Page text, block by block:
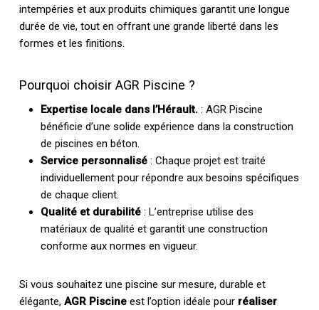
intempéries et aux produits chimiques garantit une longue
durée de vie, tout en offrant une grande liberté dans les
formes et les finitions.
Pourquoi choisir AGR Piscine ?
Expertise locale dans l’Hérault.: AGR Piscine
bénéficie d’une solide expérience dans la construction
de piscines en béton.
Service personnalisé: Chaque projet est traité
individuellement pour répondre aux besoins spécifiques
de chaque client.
Qualité et durabilité: L’entreprise utilise des
matériaux de qualité et garantit une construction
conforme aux normes en vigueur.
Si vous souhaitez une piscine sur mesure, durable et
élégante, AGR Piscineest l’option idéale pour réaliser